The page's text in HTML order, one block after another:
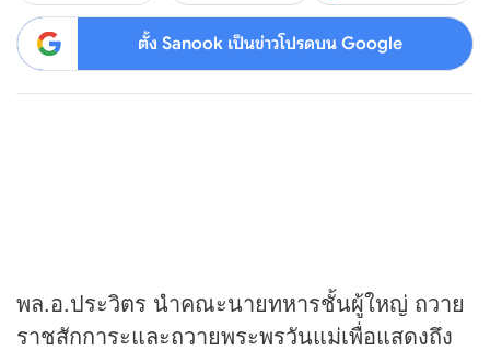
ตั้ง Sanook เป็นข่าวโปรดบน Google
พล.อ.ประวิตร นำคณะนายทหารชั้นผู้ใหญ่ ถวาย
ราชสักการะและถวายพระพรวันแม่เพื่อแสดงถึง